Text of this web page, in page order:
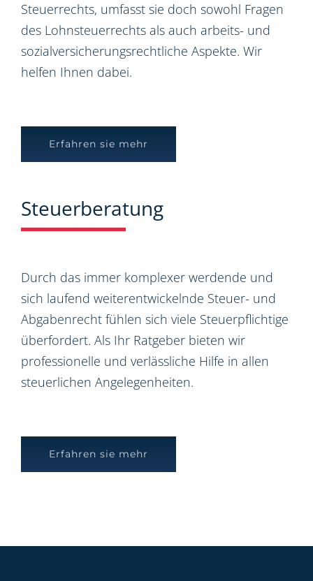
Steuerrechts, umfasst sie doch sowohl Fragen
des Lohnsteuerrechts als auch arbeits- und
sozialversicherungsrechtliche Aspekte. Wir
helfen Ihnen dabei.
Erfahren sie mehr
Steuerberatung
Durch das immer komplexer werdende und
sich laufend weiterentwickelnde Steuer- und
Abgabenrecht fühlen sich viele Steuerpflichtige
überfordert. Als Ihr Ratgeber bieten wir
professionelle und verlässliche Hilfe in allen
steuerlichen Angelegenheiten.
Erfahren sie mehr